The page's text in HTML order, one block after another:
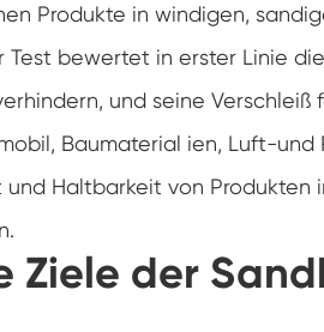
Produkte in windigen,
Test bewertet in erster Linie
und seine
Baumaterial ien, Luft-
und Haltbarkeit von
Ziele der